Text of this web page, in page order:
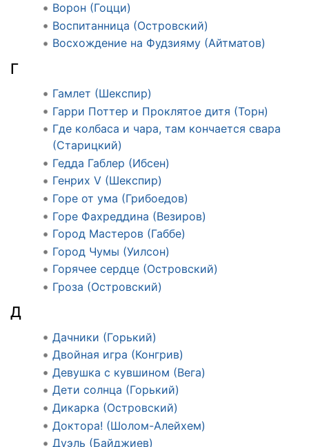
Ворон (Гоцци)
Воспитанница (Островский)
Восхождение на Фудзияму (Айтматов)
Г
Гамлет (Шекспир)
Гарри Поттер и Проклятое дитя (Торн)
Где колбаса и чара, там кончается свара
(Старицкий)
Гедда Габлер (Ибсен)
Генрих V (Шекспир)
Горе от ума (Грибоедов)
Горе Фахреддина (Везиров)
Город Мастеров (Габбе)
Город Чумы (Уилсон)
Горячее сердце (Островский)
Гроза (Островский)
Д
Дачники (Горький)
Двойная игра (Конгрив)
Девушка с кувшином (Вега)
Дети солнца (Горький)
Дикарка (Островский)
Доктора! (Шолом-Алейхем)
Дуэль (Байджиев)